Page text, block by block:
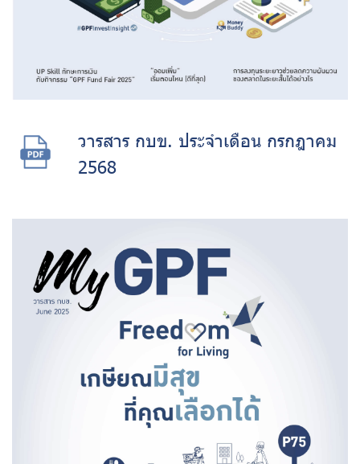
วารสาร กบข. ประจำเดือน กรกฎาคม
2568